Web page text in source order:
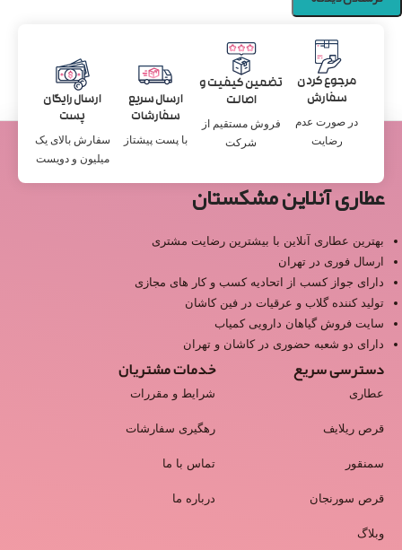
مرجوع کردن
سفارش
در صورت عدم
رضایت
تضمین کیفیت و
اصالت
فروش مستقیم از
شرکت
ارسال سریع
سفارشات
با پست پیشتاز
ارسال رایگان
پست
سفارش بالای یک
میلیون و دویست
عطاری آنلاین مشکستان
بهترین عطاری آنلاین با بیشترین رضایت مشتری
ارسال فوری در تهران
دارای جواز کسب از اتحادیه کسب و کار های مجازی
تولید کننده گلاب و عرقیات در فین کاشان
سایت فروش گیاهان دارویی کمیاب
دارای دو شعبه حضوری در کاشان و تهران
دسترسی سریع
عطاری
قرص ریلایف
سمنقور
قرص سورنجان
وبلاگ
خدمات مشتریان
شرایط و مقررات
رهگیری سفارشات
تماس با ما
درباره ما